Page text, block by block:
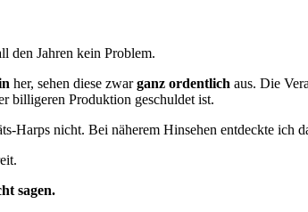
den Jahren kein Problem.
her, sehen diese zwarganz ordentlich aus. Die
billigeren Produktion geschuldet ist.
Harps nicht. Bei näherem Hinsehen entdeckte ich
sagen.